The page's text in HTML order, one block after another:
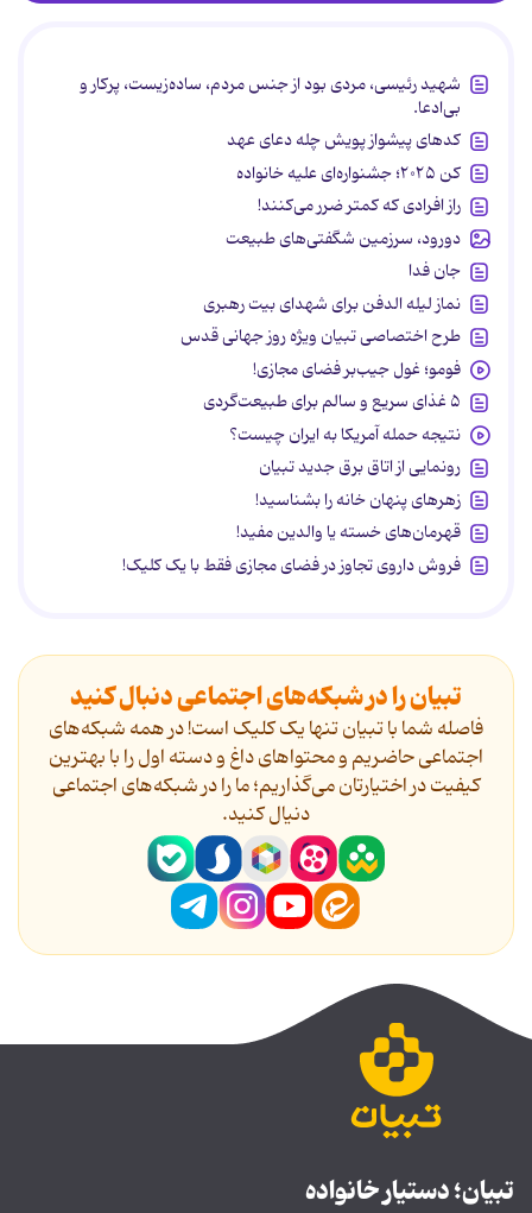
شهید رئیسی، مردی بود از جنس مردم، ساده‌زیست، پرکار و
بی‌ادعا.
کدهای پیشواز پویش چله دعای عهد
کن ۲۰۲۵؛ جشنواره‌ای علیه خانواده
راز افرادی که کمتر ضرر می‌کنند!
دورود، سرزمین شگفتی‌های طبیعت
جان فدا
نماز لیله الدفن برای شهدای بیت رهبری
طرح اختصاصی تبیان ویژه روز جهانی قدس
فومو؛ غول جیب‌بر فضای مجازی!
۵ غذای سریع و سالم برای طبیعت‌گردی
نتیجه حمله آمریکا به ایران چیست؟
رونمایی از اتاق برق جدید تبیان
زهرهای پنهان خانه را بشناسید!
قهرمان‌های خسته یا والدین مفید!
فروش داروی تجاوز در فضای مجازی فقط با یک کلیک!
تبیان را در شبکه‌های اجتماعی دنبال کنید
فاصله شما با تبیان تنها یک کلیک است! در همه شبکه‌های
اجتماعی حاضریم و محتواهای داغ و دسته اول را با بهترین
کیفیت در اختیارتان می‌گذاریم؛ ما را در شبکه‌های اجتماعی
دنیال کنید.
تبیان؛ دستیار خانواده